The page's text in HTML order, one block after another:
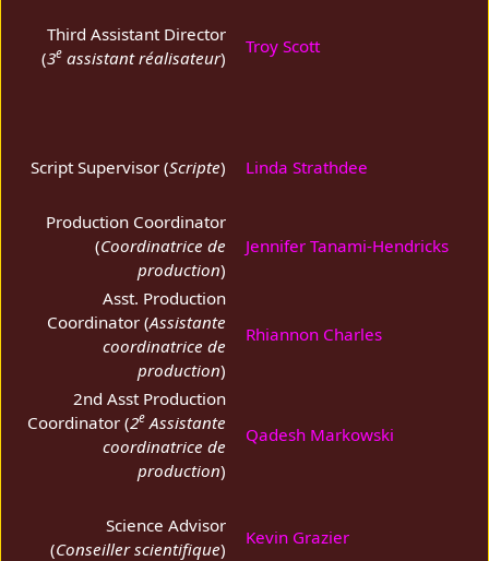
Third Assistant Director
(3e assistant réalisateur)
Troy Scott
Script Supervisor (Scripte) Linda Strathdee
Production Coordinator
(Coordinatrice de
production)
Jennifer Tanami-Hendricks
Asst. Production
Coordinator (Assistante
coordinatrice de
production)
Rhiannon Charles
2nd Asst Production
Coordinator (2e Assistante
coordinatrice de
production)
Qadesh Markowski
Science Advisor
(Conseiller scientifique)
Kevin Grazier